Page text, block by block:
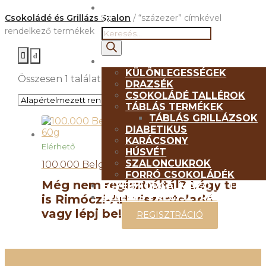
Products
search
KÜLÖNLEGESSÉGEK
DRAZSÉK
CSOKOLÁDÉ TALLÉROK
TÁBLÁS TERMÉKEK
TÁBLÁS GRILLÁZSOK
DIABETIKUS
KARÁCSONY
HÚSVÉT
SZALONCUKROK
FORRÓ CSOKOLÁDÉK
EGYÉB FORGALMAZOTT
BELÉPÉS – REGISZTRÁCIÓ
Csokoládé és Grillázs Szalon / “százezer” címkével
rendelkező termékek
Összesen 1 találat
Elérhető
100.000 Belga Tejcsokoládé boríték 60g
Még nem regisztráltál? Légy te
is Rimóczi-Art viszonteladó,
vagy lépj be!
REGISZTRÁCIÓ